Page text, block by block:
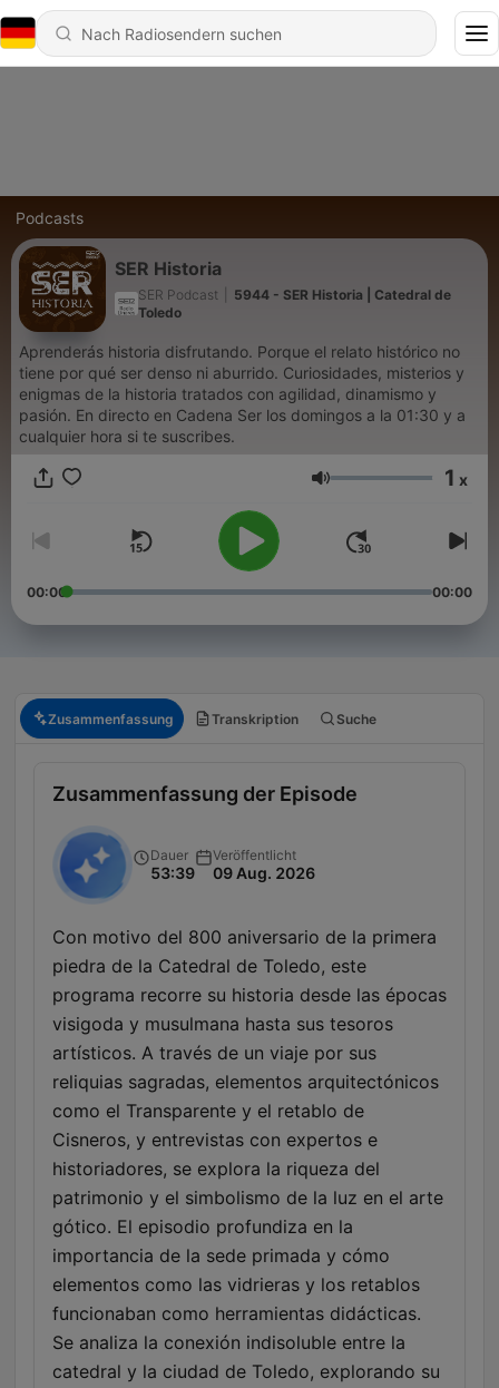
Podcasts
SER Historia
SER Podcast
5944 - SER Historia | Catedral de
Toledo
Aprenderás historia disfrutando. Porque el relato histórico no
tiene por qué ser denso ni aburrido. Curiosidades, misterios y
enigmas de la historia tratados con agilidad, dinamismo y
pasión. En directo en Cadena Ser los domingos a la 01:30 y a
cualquier hora si te suscribes.
Lautstärke 1 x
00:00 00:00
Zusammenfassung Transkription Suche
Zusammenfassung der Episode
Dauer
53:39
Veröffentlicht
09 Aug. 2026
Con motivo del 800 aniversario de la primera
piedra de la Catedral de Toledo, este
programa recorre su historia desde las épocas
visigoda y musulmana hasta sus tesoros
artísticos. A través de un viaje por sus
reliquias sagradas, elementos arquitectónicos
como el Transparente y el retablo de
Cisneros, y entrevistas con expertos e
historiadores, se explora la riqueza del
patrimonio y el simbolismo de la luz en el arte
gótico. El episodio profundiza en la
importancia de la sede primada y cómo
elementos como las vidrieras y los retablos
funcionaban como herramientas didácticas.
Se analiza la conexión indisoluble entre la
catedral y la ciudad de Toledo, explorando su